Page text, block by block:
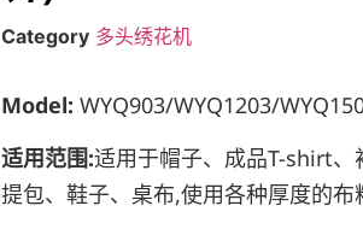
Category 多头绣花机
Model: WYQ903/WYQ1203/
适用范围:适用于帽子、成品T-shirt、
提包、鞋子、桌布,使用各种厚度的布